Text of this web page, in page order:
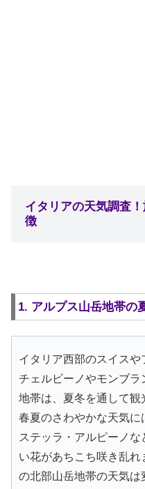
イタリアの天気調査
徴
1. アルプス山岳地帯の
イタリア西部のスイス
チェルビーノやモンブ
地帯は、夏冬を通して観
春夏のさわやかな天気に
ステッラ・アルピーノ
い花があちこち咲き乱
の北部山岳地帯の天気